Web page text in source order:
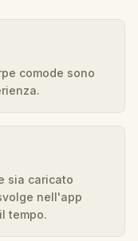
comode sono
sia caricato
nell'app
tempo.